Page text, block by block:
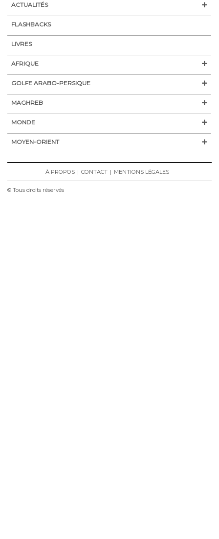
ACTUALITÉS
FLASHBACKS
LIVRES
AFRIQUE
GOLFE ARABO-PERSIQUE
MAGHREB
MONDE
MOYEN-ORIENT
À PROPOS CONTACT MENTIONS LÉGALES
© Tous droits réservés